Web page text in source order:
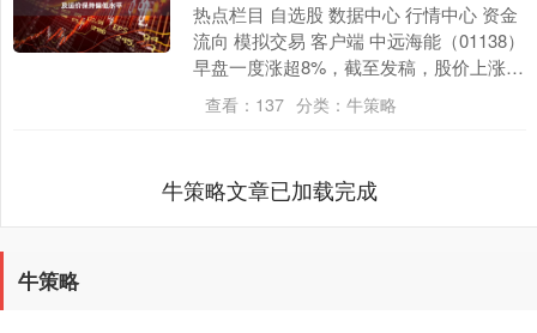
热点栏目 自选股 数据中心 行情中心 资金
流向 模拟交易 客户端 中远海能（01138）
早盘一度涨超8%，截至发稿，股价上涨
5.09%，现报7.08港元，成交额....
查看： 137 分类： 牛策略
牛策略文章已加载完成
牛策略